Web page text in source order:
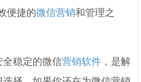
便捷的微信营销和管理之
全稳定的微信营销软件 ，是解